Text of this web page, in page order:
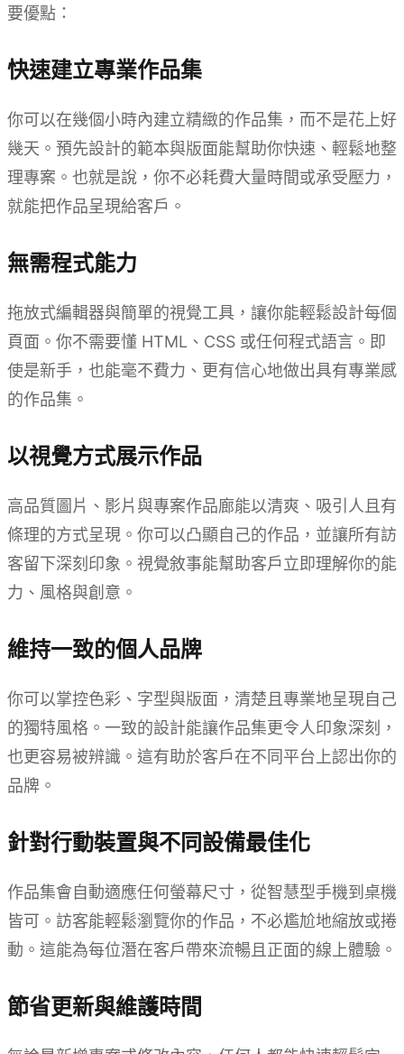
要優點：
快速建立專業作品集
你可以在幾個小時內建立精緻的作品集，而不是花上好
幾天。預先設計的範本與版面能幫助你快速、輕鬆地整
理專案。也就是說，你不必耗費大量時間或承受壓力，
就能把作品呈現給客戶。
無需程式能力
拖放式編輯器與簡單的視覺工具，讓你能輕鬆設計每個
頁面。你不需要懂 HTML、CSS 或任何程式語言。即
使是新手，也能毫不費力、更有信心地做出具有專業感
的作品集。
以視覺方式展示作品
高品質圖片、影片與專案作品廊能以清爽、吸引人且有
條理的方式呈現。你可以凸顯自己的作品，並讓所有訪
客留下深刻印象。視覺敘事能幫助客戶立即理解你的能
力、風格與創意。
維持一致的個人品牌
你可以掌控色彩、字型與版面，清楚且專業地呈現自己
的獨特風格。一致的設計能讓作品集更令人印象深刻，
也更容易被辨識。這有助於客戶在不同平台上認出你的
品牌。
針對行動裝置與不同設備最佳化
作品集會自動適應任何螢幕尺寸，從智慧型手機到桌機
皆可。訪客能輕鬆瀏覽你的作品，不必尷尬地縮放或捲
動。這能為每位潛在客戶帶來流暢且正面的線上體驗。
節省更新與維護時間